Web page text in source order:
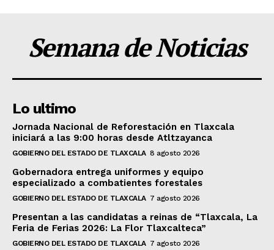
Semana de Noticias
Lo ultimo
Jornada Nacional de Reforestación en Tlaxcala
iniciará a las 9:00 horas desde Atltzayanca
GOBIERNO DEL ESTADO DE TLAXCALA 8 agosto 2026
Gobernadora entrega uniformes y equipo
especializado a combatientes forestales
GOBIERNO DEL ESTADO DE TLAXCALA 7 agosto 2026
Presentan a las candidatas a reinas de “Tlaxcala, La
Feria de Ferias 2026: La Flor Tlaxcalteca”
GOBIERNO DEL ESTADO DE TLAXCALA 7 agosto 2026